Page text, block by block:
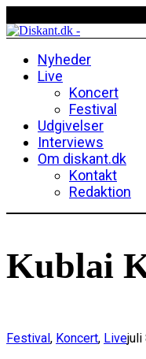
Nyheder
Live
Koncert
Festival
Udgivelser
Interviews
Om diskant.dk
Kontakt
Redaktion
Kublai
Festival , Koncert, Livejuli